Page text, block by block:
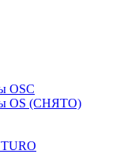
OSC
OS (СНЯТО)